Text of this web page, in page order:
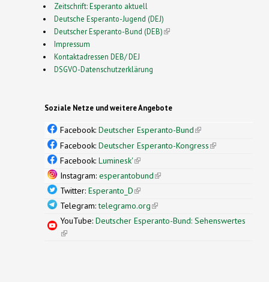
Zeitschrift: Esperanto aktuell
Deutsche Esperanto-Jugend (DEJ)
Deutscher Esperanto-Bund (DEB)(link is external)
Impressum
Kontaktadressen DEB/ DEJ
DSGVO-Datenschutzerklärung
Soziale Netze und weitere Angebote
Facebook: Deutscher Esperanto-Bund(link is
external)
Facebook: Deutscher Esperanto-Kongress(link is
Facebook: Luminesk'(link is external)
Instagram: esperantobund(link is external)
Twitter: Esperanto_D(link is external)
Telegram:telegramo.org(link is external)
YouTube: Deutscher Esperanto-Bund: Sehenswertes
(link is external)